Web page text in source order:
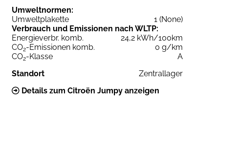
Umweltnormen:
Umweltplakette
1 (None)
Verbrauch und Emissionen nach WLTP:
Energieverbr. komb.
24,2 kWh/100km
CO2-Emissionen komb.
0 g/km
CO2-Klasse
A
Standort
Zentrallager
Details zum Citroën Jumpy anzeigen